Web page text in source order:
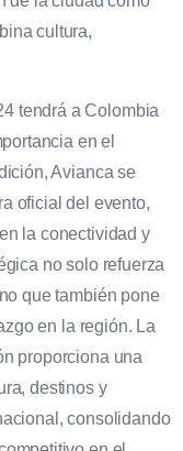
cultura,
tendrá a Colombia
en el
Avianca se
oficial del evento,
la conectividad y
no solo refuerza
que también pone
en la región. La
proporciona una
destinos y
consolidando